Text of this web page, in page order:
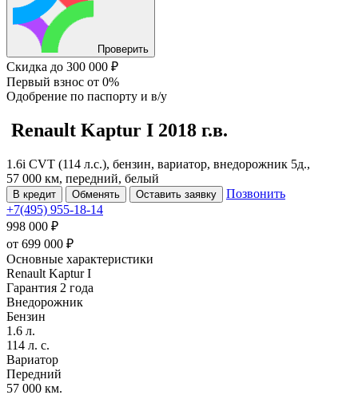
Проверить
Скидка до 300 000 ₽
Первый взнос от 0%
Одобрение по паспорту и в/у
Renault Kaptur I 2018 г.в.
1.6i CVT (114 л.с.), бензин, вариатор, внедорожник 5д.,
57 000 км, передний, белый
В кредит Обменять Оставить заявку
Позвонить
+7(495) 955-18-14
998 000 ₽
от 699 000 ₽
Основные характеристики
Renault Kaptur I
Гарантия 2 года
Внедорожник
Бензин
1.6 л.
114 л. с.
Вариатор
Передний
57 000 км.